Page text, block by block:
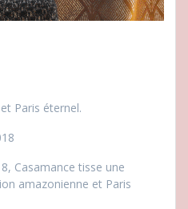
Paris éternel.
Casamance tisse une
amazonienne et Paris